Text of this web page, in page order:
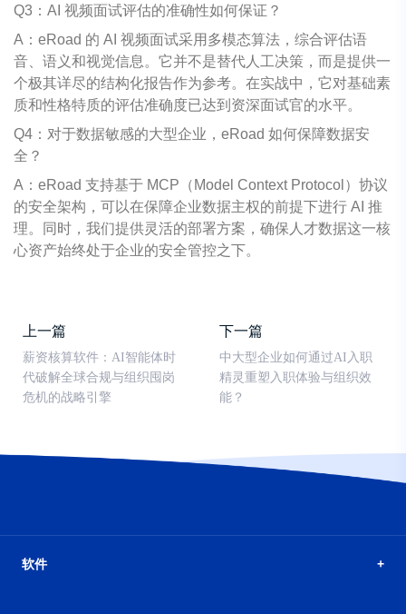
Q3：AI 视频面试评估的准确性如何保证？
A：eRoad 的 AI 视频面试采用多模态算法，综合评估语
音、语义和视觉信息。它并不是替代人工决策，而是提供一
个极其详尽的结构化报告作为参考。在实战中，它对基础素
质和性格特质的评估准确度已达到资深面试官的水平。
Q4：对于数据敏感的大型企业，eRoad 如何保障数据安
全？
A：eRoad 支持基于 MCP（Model Context Protocol）协议
的安全架构，可以在保障企业数据主权的前提下进行 AI 推
理。同时，我们提供灵活的部署方案，确保人才数据这一核
心资产始终处于企业的安全管控之下。
上一篇
薪资核算软件：AI智能体时
代破解全球合规与组织囤岗
危机的战略引擎
下一篇
中大型企业如何通过AI入职
精灵重塑入职体验与组织效
能？
软件